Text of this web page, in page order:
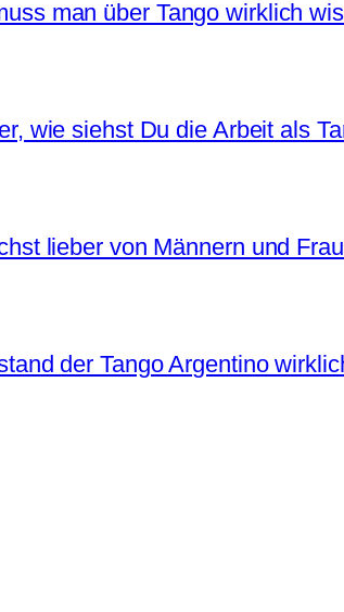
man über Tango wirklich
wie siehst Du die Arbeit als
lieber von Männern und
der Tango Argentino